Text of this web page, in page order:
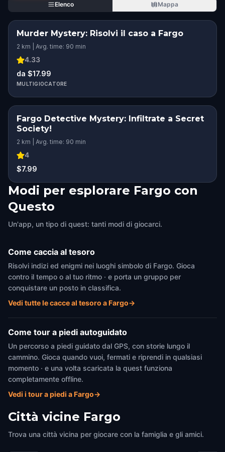
Elenco
Mappa
Murder Mystery: Risolvi il caso a Fargo
2 km | Avg. time: 90 min
4.33
da $17.99
MULTIGIOCATORE
Fargo Detective Mystery: Infiltrate a Secret
Society!
2 km | Avg. time: 90 min
4
$7.99
Modi per esplorare Fargo con
Questo
Un'app, un tipo di quest: tanti modi di giocarci.
Come caccia al tesoro
Risolvi indizi ed enigmi nei luoghi simbolo di Fargo. Gioca
contro il tempo o al tuo ritmo · e porta un gruppo per
conquistare un posto in classifica.
Vedi tutte le cacce al tesoro a Fargo→
Come tour a piedi autoguidato
Un percorso a piedi guidato dal GPS, con storie lungo il
cammino. Gioca quando vuoi, fermati e riprendi in qualsiasi
momento · e una volta scaricata la quest funziona
completamente offline.
Vedi i tour a piedi a Fargo→
Città vicine Fargo
Trova una città vicina per giocare con la famiglia e gli amici.